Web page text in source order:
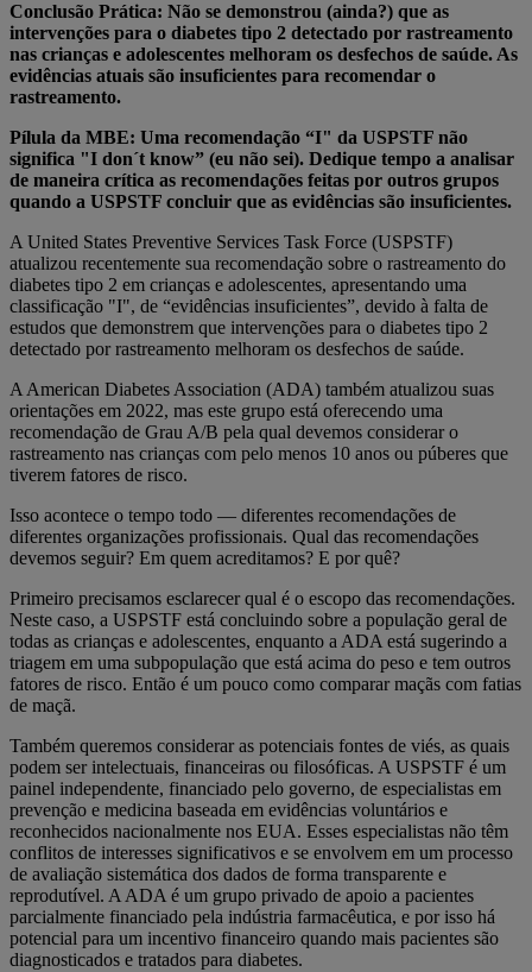
Conclusão Prática: Não se demonstrou (ainda?) que as
intervenções para o diabetes tipo 2 detectado por rastreamento
nas crianças e adolescentes melhoram os desfechos de saúde. As
evidências atuais são insuficientes para recomendar o
rastreamento.
Pílula da MBE: Uma recomendação “I" da USPSTF não
significa "I don´t know” (eu não sei). Dedique tempo a analisar
de maneira crítica as recomendações feitas por outros grupos
quando a USPSTF concluir que as evidências são insuficientes.
A United States Preventive Services Task Force (USPSTF)
atualizou recentemente sua recomendação sobre o rastreamento do
diabetes tipo 2 em crianças e adolescentes, apresentando uma
classificação "I", de “evidências insuficientes”, devido à falta de
estudos que demonstrem que intervenções para o diabetes tipo 2
detectado por rastreamento melhoram os desfechos de saúde.
A American Diabetes Association (ADA) também atualizou suas
orientações em 2022, mas este grupo está oferecendo uma
recomendação de Grau A/B pela qual devemos considerar o
rastreamento nas crianças com pelo menos 10 anos ou púberes que
tiverem fatores de risco.
Isso acontece o tempo todo — diferentes recomendações de
diferentes organizações profissionais. Qual das recomendações
devemos seguir? Em quem acreditamos? E por quê?
Primeiro precisamos esclarecer qual é o escopo das recomendações.
Neste caso, a USPSTF está concluindo sobre a população geral de
todas as crianças e adolescentes, enquanto a ADA está sugerindo a
triagem em uma subpopulação que está acima do peso e tem outros
fatores de risco. Então é um pouco como comparar maçãs com fatias
de maçã.
Também queremos considerar as potenciais fontes de viés, as quais
podem ser intelectuais, financeiras ou filosóficas. A USPSTF é um
painel independente, financiado pelo governo, de especialistas em
prevenção e medicina baseada em evidências voluntários e
reconhecidos nacionalmente nos EUA. Esses especialistas não têm
conflitos de interesses significativos e se envolvem em um processo
de avaliação sistemática dos dados de forma transparente e
reprodutível. A ADA é um grupo privado de apoio a pacientes
parcialmente financiado pela indústria farmacêutica, e por isso há
potencial para um incentivo financeiro quando mais pacientes são
diagnosticados e tratados para diabetes.